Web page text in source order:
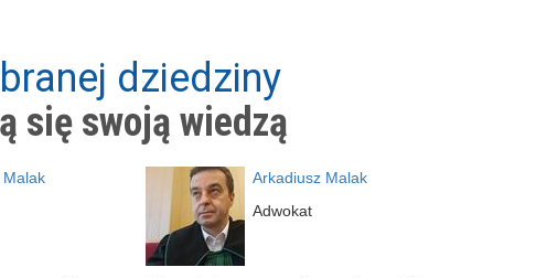
dziedziny
się swoją wiedzą
Arkadiusz Malak
Adwokat